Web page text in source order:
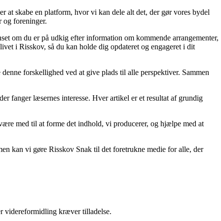
at skabe en platform, hvor vi kan dele alt det, der gør vores bydel
og foreninger.
om du er på udkig efter information om kommende arrangementer,
i Risskov, så du kan holde dig opdateret og engageret i dit
forskellighed ved at give plads til alle perspektiver. Sammen
fanger læsernes interesse. Hver artikel er et resultat af grundig
med til at forme det indhold, vi producerer, og hjælpe med at
kan vi gøre Risskov Snak til det foretrukne medie for alle, der
videreformidling kræver tilladelse.